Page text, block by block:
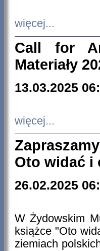
więcej...
Call for
Materiały
13.03.2025
więcej...
Oto widać i
26.02.2025
W Żydowskim
książce "Oto
ziemiach